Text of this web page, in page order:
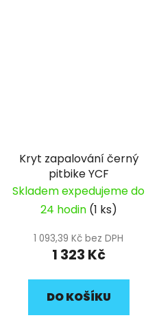
Kryt zapalování černý
pitbike YCF
Skladem expedujeme do
24 hodin (1 ks)
1 093,39 Kč bez DPH
1 323 Kč
DO KOŠÍKU